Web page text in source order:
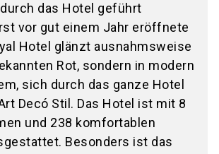
das Hotel geführt
vor gut einem Jahr eröffnete
Hotel glänzt ausnahmsweise
Rot, sondern in modern
sich durch das ganze Hotel
Decó Stil. Das Hotel ist mit 8
und 238 komfortablen
Besonders ist das